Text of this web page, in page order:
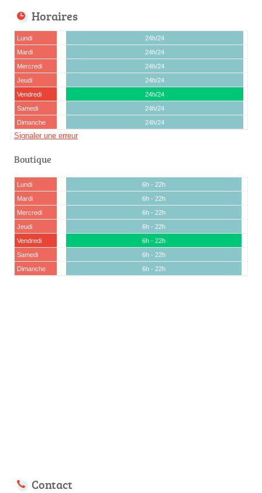
Horaires
Lundi
24h/24
Mardi
24h/24
Mercredi
24h/24
Jeudi
24h/24
Vendredi
24h/24
Samedi
24h/24
Dimanche
24h/24
Signaler une erreur
Boutique
Lundi
6h - 22h
Mardi
6h - 22h
Mercredi
6h - 22h
Jeudi
6h - 22h
Vendredi
6h - 22h
Samedi
6h - 22h
Dimanche
6h - 22h
Contact